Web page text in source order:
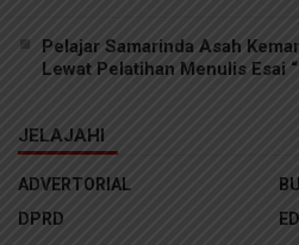
Pelajar Samarinda Asah
Lewat Pelatihan Menulis Esai
JELAJAHI
ADVERTORIAL
DPRD